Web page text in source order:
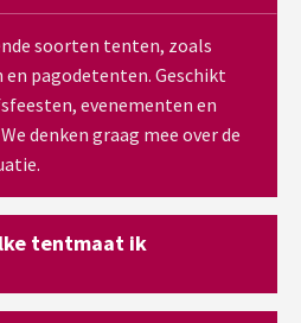
soorten tenten, zoals
pagodetenten. Geschikt
evenementen en
denken graag mee over de
tentmaat ik